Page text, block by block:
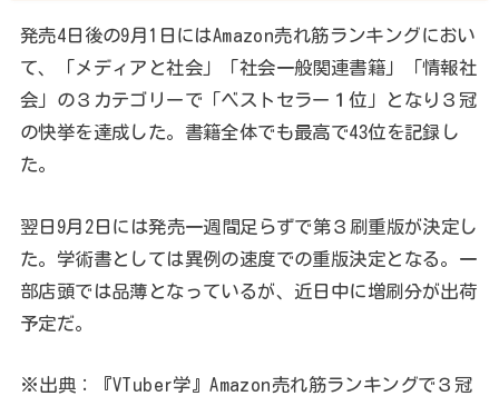
発売4日後の9月1日にはAmazon売れ筋ランキングにおい
て、「メディアと社会」「社会一般関連書籍」「情報社
会」の３カテゴリーで「ベストセラー１位」となり３冠
の快挙を達成した。書籍全体でも最高で43位を記録し
た。
翌日9月2日には発売一週間足らずで第３刷重版が決定し
た。学術書としては異例の速度での重版決定となる。一
部店頭では品薄となっているが、近日中に増刷分が出荷
予定だ。
※出典：『VTuber学』Amazon売れ筋ランキングで３冠